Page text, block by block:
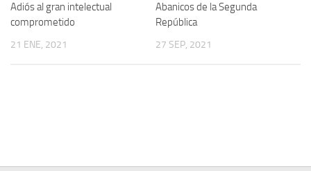
Enciclopedia Republicana
Militantes históricos IR
Adiós al gran intelectual
comprometido
21 ENE, 2021
Abanicos de la Segunda
República
27 SEP, 2021